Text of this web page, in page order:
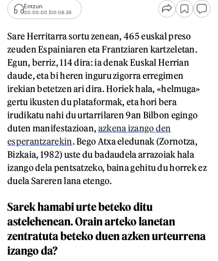
Entzun
00:00:00 00:08:36
Sare Herritarra sortu zenean, 465 euskal preso
zeuden Espainiaren eta Frantziaren kartzeletan.
Egun, berriz, 114 dira: ia denak Euskal Herrian
daude, eta bi heren inguru zigorra erregimen
irekian betetzen ari dira. Horiek hala, «helmuga»
gertu ikusten du plataformak, eta hori bera
irudikatu nahi du urtarrilaren 9an Bilbon egingo
duten manifestazioan, azkena izango den
esperantzarekin. Bego Atxa eledunak (Zornotza,
Bizkaia, 1982) uste du badaudela arrazoiak hala
izango dela pentsatzeko, baina gehitu du horrek ez
duela Sareren lana etengo.
Sarek hamabi urte beteko ditu
astelehenean. Orain arteko lanetan
zentratuta beteko duen azken urteurrena
izango da?